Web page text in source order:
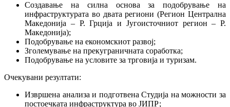
Создавање на силна основа за подобрување на
инфраструктурата во двата региони (Регион Централна
Македонија – Р. Грција и Југоисточниот регион – Р.
Македонија);
Подобрување на економскиот развој;
Зголемување на прекуграничната соработка;
Подобрување на условите за трговија и туризам.
Очекувани резултати:
Извршена анализа и подготвена Студија на можности за
постоечката инфраструктура во ЈИПР;